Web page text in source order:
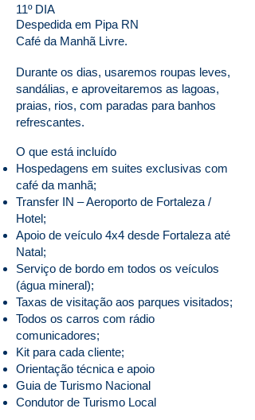
11º DIA
Despedida em Pipa RN
Café da Manhã Livre.
Durante os dias, usaremos roupas leves,
sandálias, e aproveitaremos as lagoas,
praias, rios, com paradas para banhos
refrescantes.
O que está incluído
Hospedagens em suites exclusivas com
café da manhã;
Transfer IN – Aeroporto de Fortaleza /
Hotel;
Apoio de veículo 4x4 desde Fortaleza até
Natal;
Serviço de bordo em todos os veículos
(água mineral);
Taxas de visitação aos parques visitados;
Todos os carros com rádio
comunicadores;
Kit para cada cliente;
Orientação técnica e apoio
Guia de Turismo Nacional
Condutor de Turismo Local